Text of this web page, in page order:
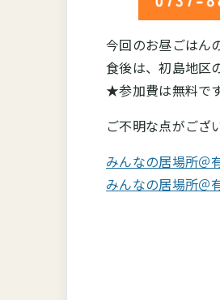
今回のお昼ごはん
食後は、初島地区
★参加費は無料で
ご不明な点がござ
みんなの居場所＠
みんなの居場所＠